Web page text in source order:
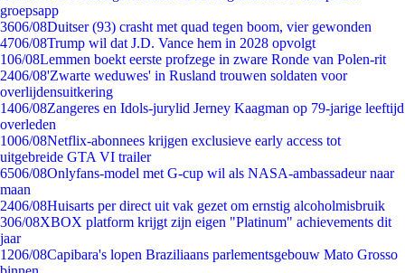
groepsapp
3606/08Duitser (93) crasht met quad tegen boom, vier gewonden
4706/08Trump wil dat J.D. Vance hem in 2028 opvolgt
106/08Lemmen boekt eerste profzege in zware Ronde van Polen-rit
2406/08'Zwarte weduwes' in Rusland trouwen soldaten voor
overlijdensuitkering
1406/08Zangeres en Idols-jurylid Jerney Kaagman op 79-jarige leeftijd
overleden
1006/08Netflix-abonnees krijgen exclusieve early access tot
uitgebreide GTA VI trailer
6506/08Onlyfans-model met G-cup wil als NASA-ambassadeur naar
maan
2406/08Huisarts per direct uit vak gezet om ernstig alcoholmisbruik
306/08XBOX platform krijgt zijn eigen "Platinum" achievements dit
jaar
1206/08Capibara's lopen Braziliaans parlementsgebouw Mato Grosso